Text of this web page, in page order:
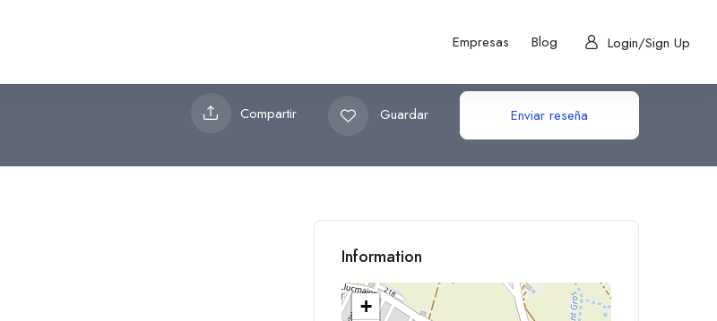
Empresas Blog Login/Sign Up
Compartir Guardar Enviar reseña
Information
+